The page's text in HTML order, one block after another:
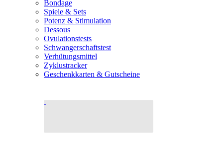
Bondage
Spiele & Sets
Potenz & Stimulation
Dessous
Ovulationstests
Schwangerschaftstest
Verhütungsmittel
Zyklustracker
Geschenkkarten & Gutscheine